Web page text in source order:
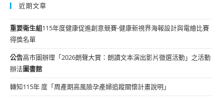
近期文章
重要衛生組115年度健康促進創意競賽-健康新視界海報設計與電繪比賽
得獎名單
公告高市圖辦理「2026朗聲大賞：朗讀文本演出影片徵選活動」之活動
辦法圖書館
轉知115年 度「周產期高風險孕產婦追蹤關懷計畫說明」